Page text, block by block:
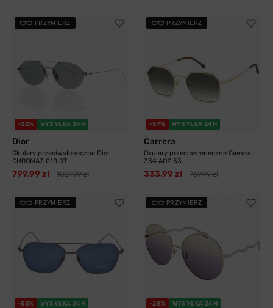
PRZYMIERZ
-22% WYSYŁKA 24H
Dior
Okulary przeciwsłoneczne Dior
CHROMA3 010 0T
799,99 zł 1021,99 zł
PRZYMIERZ
-57% WYSYŁKA 24H
Carrera
Okulary przeciwsłoneczne Carrera
334 AOZ 53...
333,99 zł 769,99 zł
PRZYMIERZ
-53% WYSYŁKA 24H
PRZYMIERZ
-28% WYSYŁKA 24H